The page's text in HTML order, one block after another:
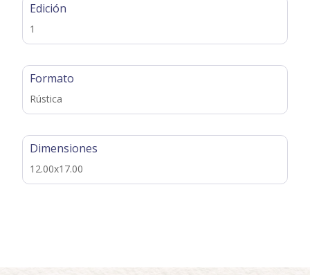
Edición
1
Formato
Rústica
Dimensiones
12.00x17.00